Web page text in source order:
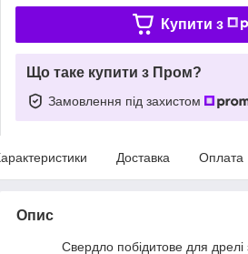
Купити з
Що таке купити з Пром?
Замовлення під захистом
Доставка Оплата
Опис
Свердло побідитове для дрелі